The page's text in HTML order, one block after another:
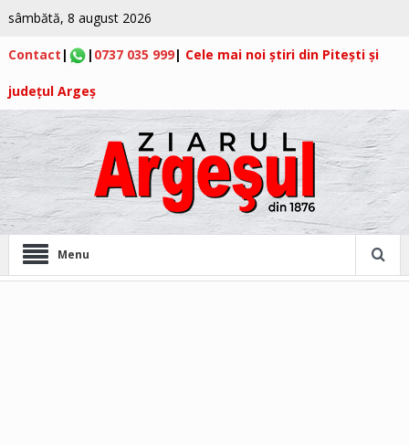
sâmbătă, 8 august 2026
Contact | | 0737 035 999| Cele mai noi știri din Pitești și
județul Argeș
Menu